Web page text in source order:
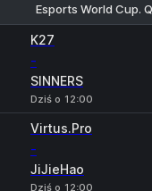
Esports World Cup.
K27
-
SINNERS
Dziś o 12:00
Virtus.Pro
-
JiJieHao
Dziś o 12:00